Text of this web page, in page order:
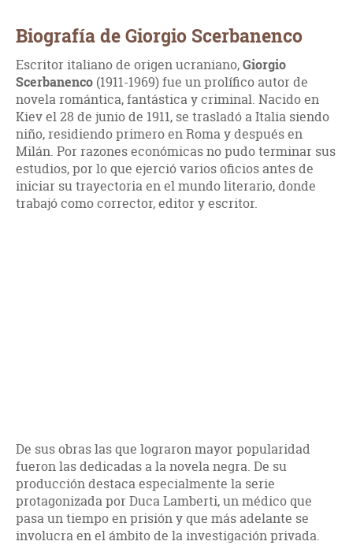
Biografía de Giorgio Scerbanenco
Escritor italiano de origen ucraniano,Giorgio
Scerbanenco (1911-1969) fue un prolífico autor de
novela romántica, fantástica y criminal. Nacido en
Kiev el 28 de junio de 1911, se trasladó a Italia siendo
niño, residiendo primero en Roma y después en
Milán. Por razones económicas no pudo terminar sus
estudios, por lo que ejerció varios oficios antes de
iniciar su trayectoria en el mundo literario, donde
trabajó como corrector, editor y escritor.
De sus obras las que lograron mayor popularidad
fueron las dedicadas a la novela negra. De su
producción destaca especialmente la serie
protagonizada por Duca Lamberti, un médico que
pasa un tiempo en prisión y que más adelante se
involucra en el ámbito de la investigación privada.